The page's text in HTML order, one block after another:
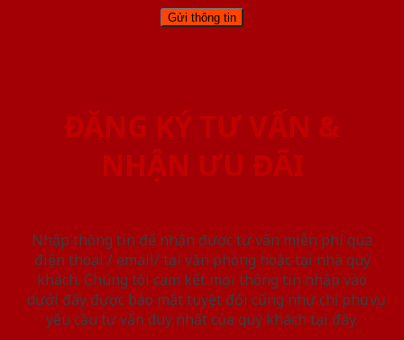
ĐĂNG KÝ TƯ VẤN &
NHẬN ƯU ĐÃI
Nhập thông tin để nhận được tư vấn miễn phí qua
điện thoại / email/ tại văn phòng hoặc tại nhà quý
khách. Chúng tôi cam kết mọi thông tin nhập vào
dưới đây được bảo mật tuyệt đối cũng như chỉ phục vụ
yêu cầu tư vấn duy nhất của quý khách tại đây.